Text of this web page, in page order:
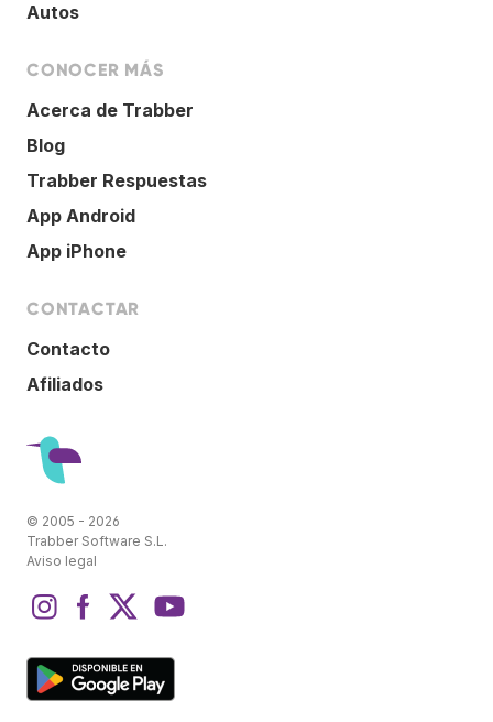
Autos
CONOCER MÁS
Acerca de Trabber
Blog
Trabber Respuestas
App Android
App iPhone
CONTACTAR
Contacto
Afiliados
© 2005 - 2026
Trabber Software S.L.
Aviso legal